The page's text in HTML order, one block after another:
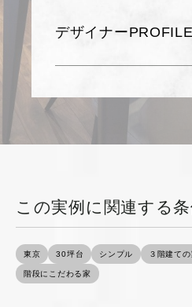
デザイナーPROFILE
この実例に関連する
東京 30坪台 シンプル ３階建て
階段にこだわる家